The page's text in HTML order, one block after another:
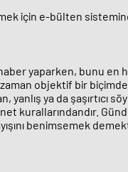
için e-bülten
yaparken, bunu en
objektif bir biçimde
yanlış ya da
kurallarındandır.
benimsemek